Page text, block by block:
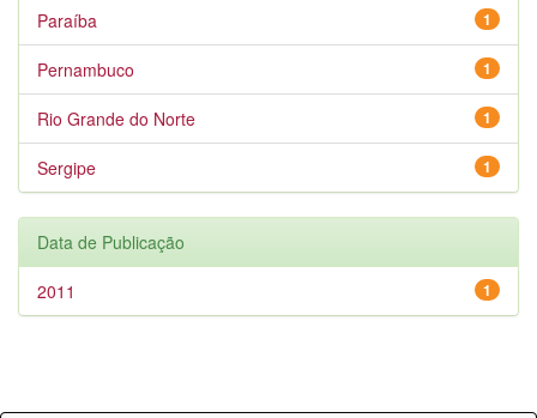
1
Paraíba
1
Pernambuco
1
Rio Grande do Norte
1
Sergipe
Data de Publicação
1
2011